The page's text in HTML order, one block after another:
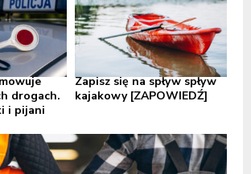
drogach.
i pijani
Zapisz się na spływ spływ
kajakowy [ZAPOWIEDŹ]